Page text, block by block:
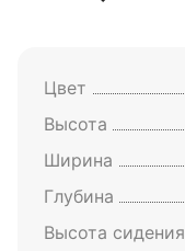
Цвет
Высота
Ширина
Глубина
Высота сидения